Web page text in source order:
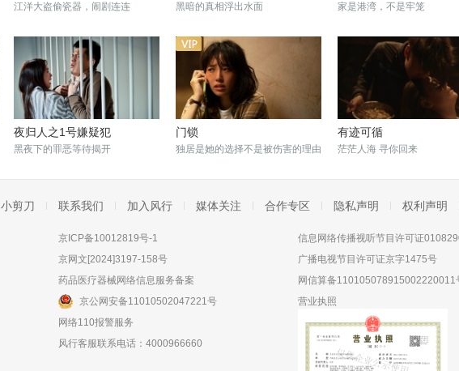
江洋大盗偷瓷器，闹剧连连 黑暗的真相浮出水面 家是港湾，不是牢笼
夜归人之1号嫌疑犯
黑夜下的罪恶等待揭开
门锁
独居是她的选择不是被伤害的理由
有迹可循
茫茫人海 寻你回来
小剪刀 联系我们 加入风行 媒体关注 合作专区 隐私声明 权利声明
京ICP备10012819号-1
京网文[2024]3197-158号
药品医疗器械网络信息服务备案
京公网安备11010502047221号
网络110报警服务
风行客服联系电话：4000966660
信息网络传播视听节目许可证
广播电视节目许可证京字1475号
网信算备110105078915002220011
营业执照